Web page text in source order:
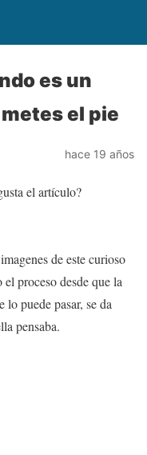
es un
el pie
hace 19 años
el artículo?
de este curioso
proceso desde que la
puede pasar, se da
pensaba.